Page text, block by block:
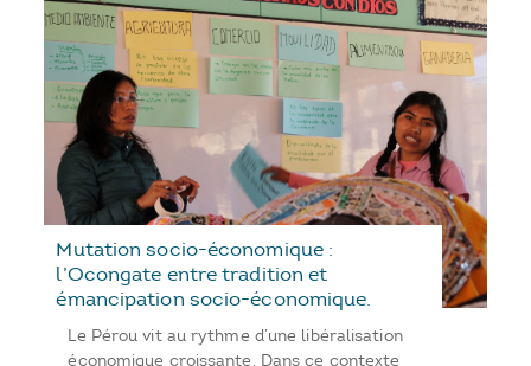
Mutation socio-économique :
l’Ocongate entre tradition et
émancipation socio-économique.
Le Pérou vit au rythme d’une libéralisation
économique croissante. Dans ce contexte